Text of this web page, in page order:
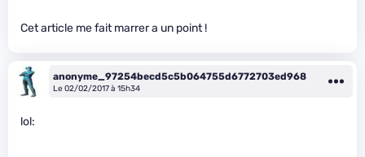
Cet article me fait marrer a un point !
anonyme_97254becd5c5b064755d6772703ed968
Le 02/02/2017 à 15h34
lol: